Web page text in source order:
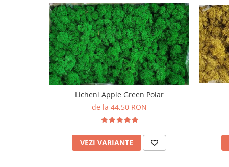
Licheni Apple Green Polar
de la 44,50 RON
VEZI VARIANTE